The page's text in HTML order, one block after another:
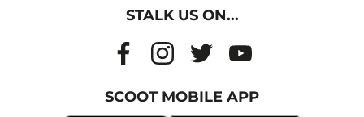
STALK US ON...
SCOOT MOBILE APP